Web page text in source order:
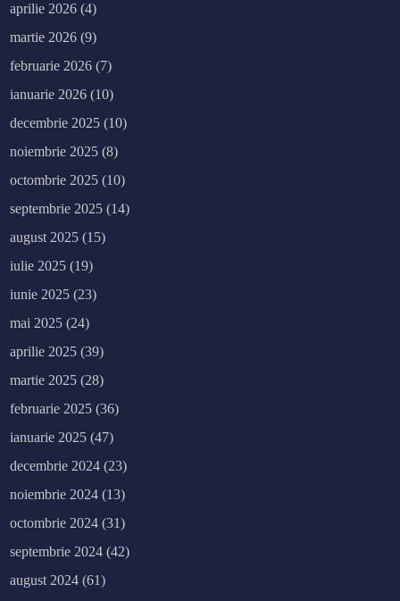
aprilie 2026 (4)
martie 2026 (9)
februarie 2026 (7)
ianuarie 2026 (10)
decembrie 2025 (10)
noiembrie 2025 (8)
octombrie 2025 (10)
septembrie 2025 (14)
august 2025 (15)
iulie 2025 (19)
iunie 2025 (23)
mai 2025 (24)
aprilie 2025 (39)
martie 2025 (28)
februarie 2025 (36)
ianuarie 2025 (47)
decembrie 2024 (23)
noiembrie 2024 (13)
octombrie 2024 (31)
septembrie 2024 (42)
august 2024 (61)